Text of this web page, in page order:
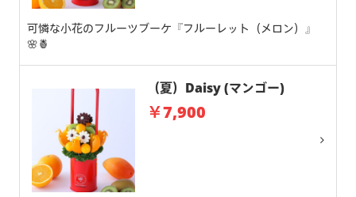
可憐な小花のフルーツブーケ『フルーレット（メロン）』
🌸🍍
（夏）Daisy (マンゴー)
￥7,900